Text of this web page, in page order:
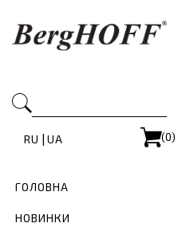
RU | UA (0)
ГОЛОВНА
НОВИНКИ